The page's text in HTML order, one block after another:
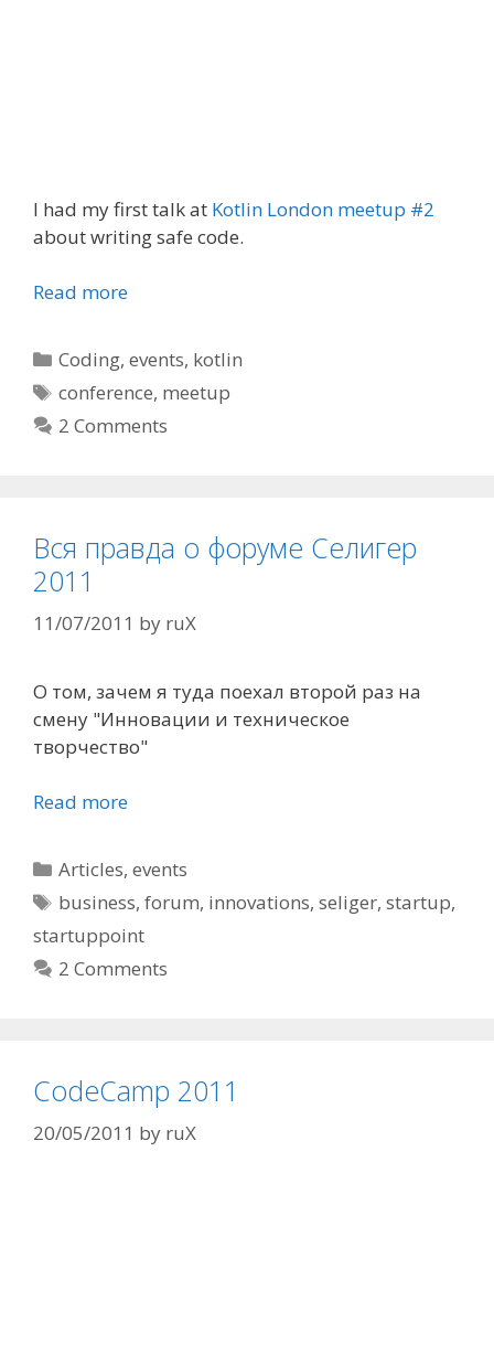
I had my first talk at Kotlin London meetup #2
about writing safe code.
Read more
Categories
Coding,events, kotlin
Tags
conference, meetup
2 Comments
Вся правда о форуме Селигер
2011
11/07/2011 by ruX
О том, зачем я туда поехал второй раз на
смену "Инновации и техническое
творчество"
Read more
Categories
Articles,events
Tags
business,forum, innovations,seliger,startup,
startuppoint
2 Comments
CodeCamp 2011
20/05/2011 by ruX